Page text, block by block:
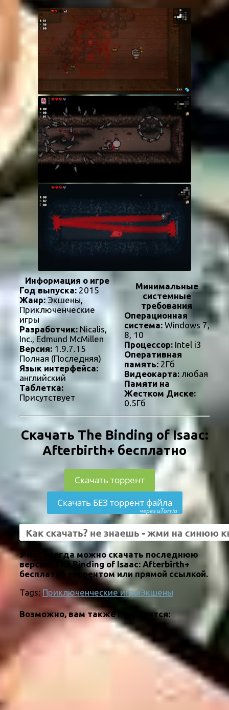
Информация о игре
Год выпуска: 2015
Жанр: Экшены,
Приключенческие
игры
Разработчик: Nicalis,
Inc., Edmund McMillen
Версия: 1.9.7.15
Полная (Последняя)
Язык интерфейса:
английский
Таблетка:
Присутствует
Минимальные
системные
требования
Операционная
система:Windows 7,
8, 10
Процессор:Intel i3
Оперативная
память:2Гб
Видеокарта:любая
Памяти на
Жестком Диске:
0.5Гб
Скачать The Binding of Isaac:
Afterbirth+ бесплатно
Скачать торрент
Скачать БЕЗ торрент файла
через uTorria
У нас всегда можно скачать последнюю
версию The Binding of Isaac: Afterbirth+
бесплатно торрентом или прямой ссылкой.
Tags: Приключенческие игрыЭкшены
Возможно, вам также понравится: